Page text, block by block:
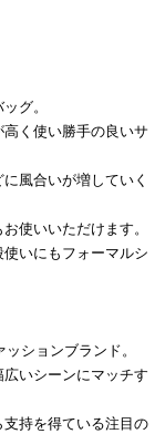
グ。
く使い勝手の良いサ
風合いが増していく
使いいただけます。
いにもフォーマルシ
ションブランド。
いシーンにマッチす
持を得ている注目の